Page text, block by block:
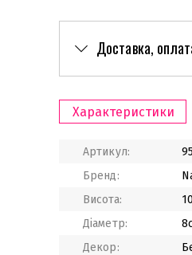
Доставка,
Характеристики
Артикул:
Бренд:
Висота:
Діаметр:
Декор: